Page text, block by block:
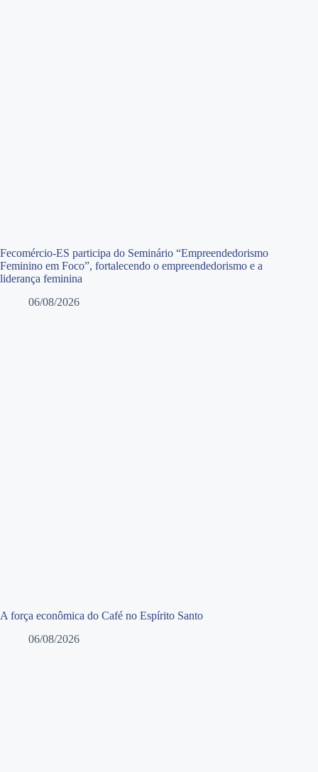
Fecomércio-ES participa do Seminário “Empreendedorismo
Feminino em Foco”, fortalecendo o empreendedorismo e a
liderança feminina
06/08/2026
A força econômica do Café no Espírito Santo
06/08/2026